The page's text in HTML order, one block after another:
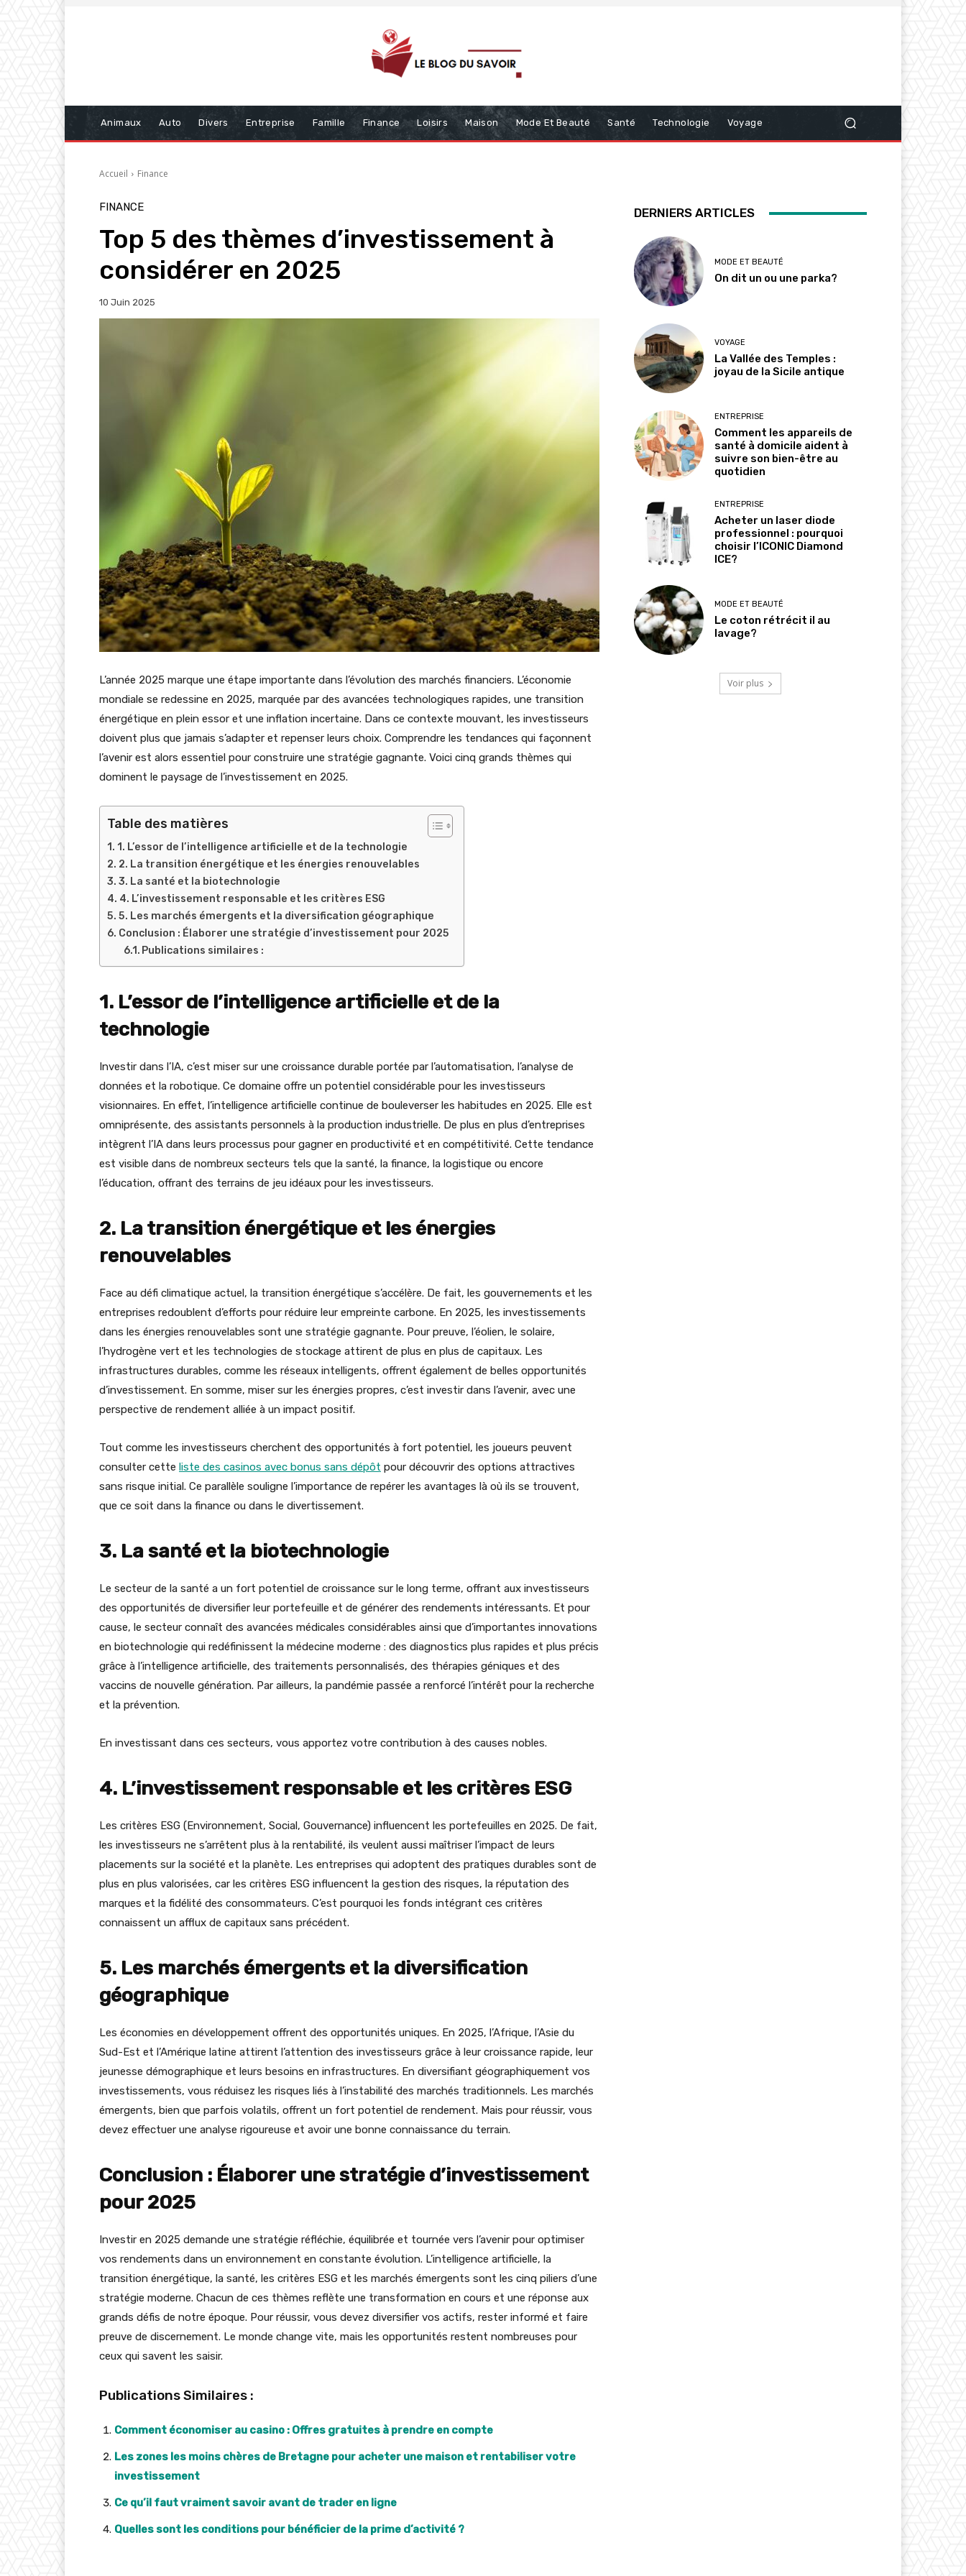
Animaux Auto Divers Entreprise Famille Finance Loisirs Maison Mode Et Beauté Santé Technologie Voyage
Accueil Finance
FINANCE
Top 5 des thèmes d’investissement à
considérer en 2025
10 Juin 2025
L’année 2025 marque une étape importante dans l’évolution des marchés financiers. L’économie
mondiale se redessine en 2025, marquée par des avancées technologiques rapides, une transition
énergétique en plein essor et une inflation incertaine. Dans ce contexte mouvant, les investisseurs
doivent plus que jamais s’adapter et repenser leurs choix. Comprendre les tendances qui façonnent
l’avenir est alors essentiel pour construire une stratégie gagnante. Voici cinq grands thèmes qui
dominent le paysage de l’investissement en 2025.
Table des matières
1. L’essor de l’intelligence artificielle et de la technologie
2. La transition énergétique et les énergies renouvelables
3. La santé et la biotechnologie
4. L’investissement responsable et les critères ESG
5. Les marchés émergents et la diversification géographique
Conclusion : Élaborer une stratégie d’investissement pour 2025
Publications similaires :
1. L’essor de l’intelligence artificielle et de la
technologie
Investir dans l’IA, c’est miser sur une croissance durable portée par l’automatisation, l’analyse de
données et la robotique. Ce domaine offre un potentiel considérable pour les investisseurs
visionnaires. En effet, l’intelligence artificielle continue de bouleverser les habitudes en 2025. Elle est
omniprésente, des assistants personnels à la production industrielle. De plus en plus d’entreprises
intègrent l’IA dans leurs processus pour gagner en productivité et en compétitivité. Cette tendance
est visible dans de nombreux secteurs tels que la santé, la finance, la logistique ou encore
l’éducation, offrant des terrains de jeu idéaux pour les investisseurs.
2. La transition énergétique et les énergies
renouvelables
Face au défi climatique actuel, la transition énergétique s’accélère. De fait, les gouvernements et les
entreprises redoublent d’efforts pour réduire leur empreinte carbone. En 2025, les investissements
dans les énergies renouvelables sont une stratégie gagnante. Pour preuve, l’éolien, le solaire,
l’hydrogène vert et les technologies de stockage attirent de plus en plus de capitaux. Les
infrastructures durables, comme les réseaux intelligents, offrent également de belles opportunités
d’investissement. En somme, miser sur les énergies propres, c’est investir dans l’avenir, avec une
perspective de rendement alliée à un impact positif.
Tout comme les investisseurs cherchent des opportunités à fort potentiel, les joueurs peuvent
consulter cette liste des casinos avec bonus sans dépôt pour découvrir des options attractives
sans risque initial. Ce parallèle souligne l’importance de repérer les avantages là où ils se trouvent,
que ce soit dans la finance ou dans le divertissement.
3. La santé et la biotechnologie
Le secteur de la santé a un fort potentiel de croissance sur le long terme, offrant aux investisseurs
des opportunités de diversifier leur portefeuille et de générer des rendements intéressants. Et pour
cause, le secteur connaît des avancées médicales considérables ainsi que d’importantes innovations
en biotechnologie qui redéfinissent la médecine moderne : des diagnostics plus rapides et plus précis
grâce à l’intelligence artificielle, des traitements personnalisés, des thérapies géniques et des
vaccins de nouvelle génération. Par ailleurs, la pandémie passée a renforcé l’intérêt pour la recherche
et la prévention.
En investissant dans ces secteurs, vous apportez votre contribution à des causes nobles.
4. L’investissement responsable et les critères ESG
Les critères ESG (Environnement, Social, Gouvernance) influencent les portefeuilles en 2025. De fait,
les investisseurs ne s’arrêtent plus à la rentabilité, ils veulent aussi maîtriser l’impact de leurs
placements sur la société et la planète. Les entreprises qui adoptent des pratiques durables sont de
plus en plus valorisées, car les critères ESG influencent la gestion des risques, la réputation des
marques et la fidélité des consommateurs. C’est pourquoi les fonds intégrant ces critères
connaissent un afflux de capitaux sans précédent.
5. Les marchés émergents et la diversification
géographique
Les économies en développement offrent des opportunités uniques. En 2025, l’Afrique, l’Asie du
Sud-Est et l’Amérique latine attirent l’attention des investisseurs grâce à leur croissance rapide, leur
jeunesse démographique et leurs besoins en infrastructures. En diversifiant géographiquement vos
investissements, vous réduisez les risques liés à l’instabilité des marchés traditionnels. Les marchés
émergents, bien que parfois volatils, offrent un fort potentiel de rendement. Mais pour réussir, vous
devez effectuer une analyse rigoureuse et avoir une bonne connaissance du terrain.
Conclusion : Élaborer une stratégie d’investissement
pour 2025
Investir en 2025 demande une stratégie réfléchie, équilibrée et tournée vers l’avenir pour optimiser
vos rendements dans un environnement en constante évolution. L’intelligence artificielle, la
transition énergétique, la santé, les critères ESG et les marchés émergents sont les cinq piliers d’une
stratégie moderne. Chacun de ces thèmes reflète une transformation en cours et une réponse aux
grands défis de notre époque. Pour réussir, vous devez diversifier vos actifs, rester informé et faire
preuve de discernement. Le monde change vite, mais les opportunités restent nombreuses pour
ceux qui savent les saisir.
Publications Similaires :
Comment économiser au casino : Offres gratuites à prendre en compte
Les zones les moins chères de Bretagne pour acheter une maison et rentabiliser votre
investissement
Ce qu’il faut vraiment savoir avant de trader en ligne
Quelles sont les conditions pour bénéficier de la prime d’activité ?
DERNIERS ARTICLES
MODE ET BEAUTÉ
On dit un ou une parka?
VOYAGE
La Vallée des Temples :
joyau de la Sicile antique
ENTREPRISE
Comment les appareils de
santé à domicile aident à
suivre son bien-être au
quotidien
ENTREPRISE
Acheter un laser diode
professionnel : pourquoi
choisir l’ICONIC Diamond
ICE?
MODE ET BEAUTÉ
Le coton rétrécit il au
lavage?
Voir plus